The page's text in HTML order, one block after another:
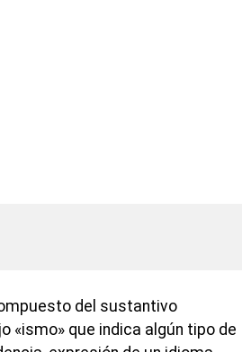
del sustantivo
«ismo» que indica algún tipo de